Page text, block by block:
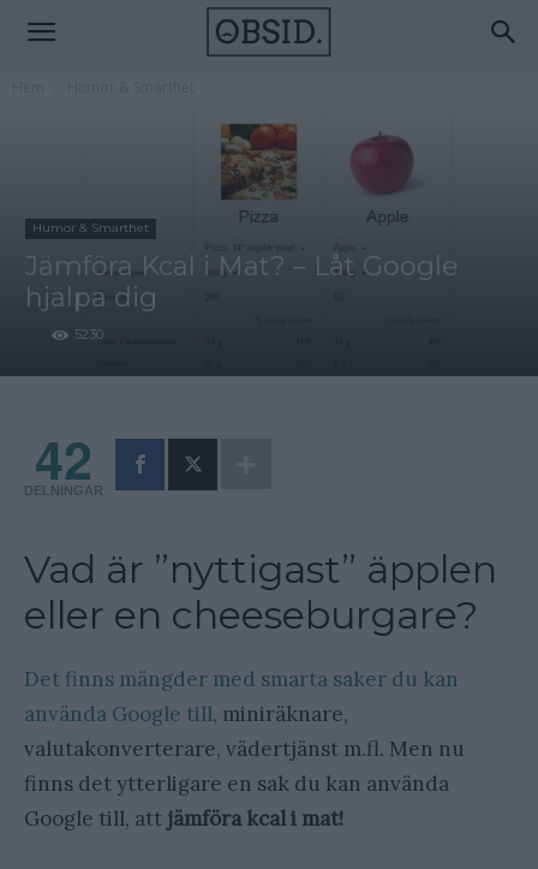
Humor & Smarthet
Jämföra Kcal i Mat? – Låt Google
hjälpa dig
5230
42
DELNINGAR
Vad är ”nyttigast” äpplen
eller en cheeseburgare?
Det finns mängder med smarta saker du kan
använda Google till, miniräknare,
valutakonverterare, vädertjänst m.fl. Men nu
finns det ytterligare en sak du kan använda
Google till, att jämföra kcal i mat!